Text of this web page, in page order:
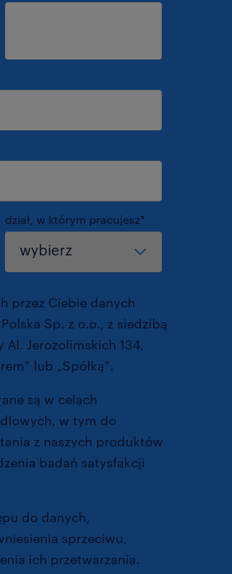
dział, w którym pracujesz*
przez Ciebie danych
Sp. z o.o., z siedzibą
Al. Jerozolimskich 134,
lub „Spółką”.
są w celach
w tym do
z naszych produktów
badań satysfakcji
do danych,
sprzeciwu,
ich przetwarzania.